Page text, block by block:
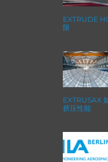
EXTRUDE
限
EXTRUSAX
挤压性能